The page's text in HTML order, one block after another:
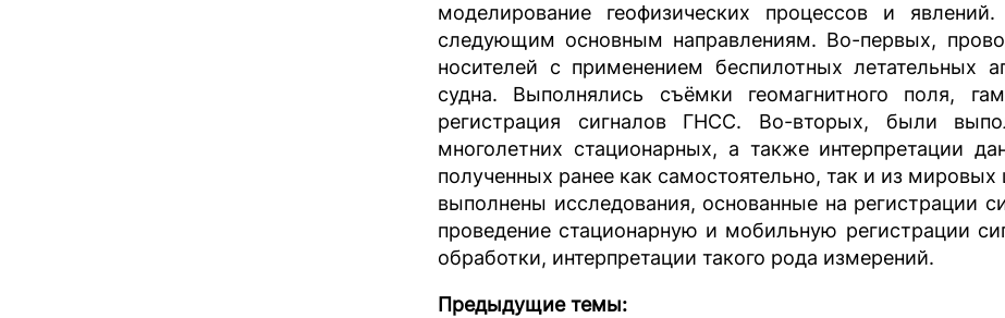
моделирование геофизических процессов и
следующим основным направлениям. Во-первых,
носителей с применением беспилотных летательных
судна. Выполнялись съёмки геомагнитного поля,
регистрация сигналов ГНСС. Во-вторых, были
многолетних стационарных, а также интерпретации
полученных ранее как самостоятельно, так и из
выполнены исследования, основанные на регистрации
проведение стационарную и мобильную регистрации
обработки, интерпретации такого рода измерений.
Предыдущие темы: